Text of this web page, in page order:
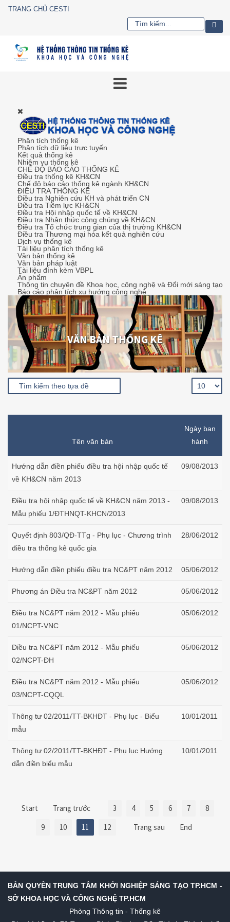
TRANG CHỦ CESTI
Phân tích thống kê
Phân tích dữ liệu trực tuyến
Kết quả thống kê
Nhiệm vụ thống kê
CHẾ ĐỘ BÁO CÁO THỐNG KÊ
Điều tra thống kê KH&CN
Chế độ báo cáo thống kê ngành KH&CN
ĐIỀU TRA THỐNG KÊ
Điều tra Nghiên cứu KH và phát triển CN
Điều tra Tiềm lực KH&CN
Điều tra Hội nhập quốc tế về KH&CN
Điều tra Nhận thức công chúng về KH&CN
Điều tra Tổ chức trung gian của thị trường KH&CN
Điều tra Thương mại hóa kết quả nghiên cứu
Dịch vụ thống kê
Tài liệu phân tích thống kê
Văn bản thống kê
Văn bản pháp luật
Tài liệu đính kèm VBPL
Ấn phẩm
Thông tin chuyên đề Khoa học, công nghệ và Đổi mới sáng tạo
Báo cáo phân tích xu hướng công nghệ
VĂN BẢN THỐNG KÊ
Tên văn bản
Ngày ban
hành
Hướng dẫn điền phiếu điều tra hội nhập quốc tế
về KH&CN năm 2013
09/08/2013
Điều tra hội nhập quốc tế về KH&CN năm 2013 -
Mẫu phiếu 1/ĐTHNQT-KHCN/2013
09/08/2013
Quyết định 803/QĐ-TTg - Phụ lục - Chương trình
điều tra thống kê quốc gia
28/06/2012
Hướng dẫn điền phiếu điều tra NC&PT năm 2012 05/06/2012
Phương án Điều tra NC&PT năm 2012 05/06/2012
Điều tra NC&PT năm 2012 - Mẫu phiếu
01/NCPT-VNC
05/06/2012
Điều tra NC&PT năm 2012 - Mẫu phiếu
02/NCPT-ĐH
05/06/2012
Điều tra NC&PT năm 2012 - Mẫu phiếu
03/NCPT-CQQL
05/06/2012
Thông tư 02/2011/TT-BKHĐT - Phụ lục - Biểu
mẫu
10/01/2011
Thông tư 02/2011/TT-BKHĐT - Phụ lục Hướng
dẫn điền biểu mẫu
10/01/2011
Start Trang trước 3 4 5 6 7
8
9
10 11 12 Trang sau End
BẢN QUYỀN TRUNG TÂM KHỞI NGHIỆP SÁNG TẠO TP.HCM -
SỞ KHOA HỌC VÀ CÔNG NGHỆ TP.HCM
Phòng Thông tin - Thống kê